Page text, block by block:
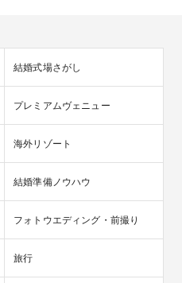
結婚式場さがし
プレミアムヴェニュー
海外リゾート
結婚準備ノウハウ
フォトウエディング・前撮り
旅行